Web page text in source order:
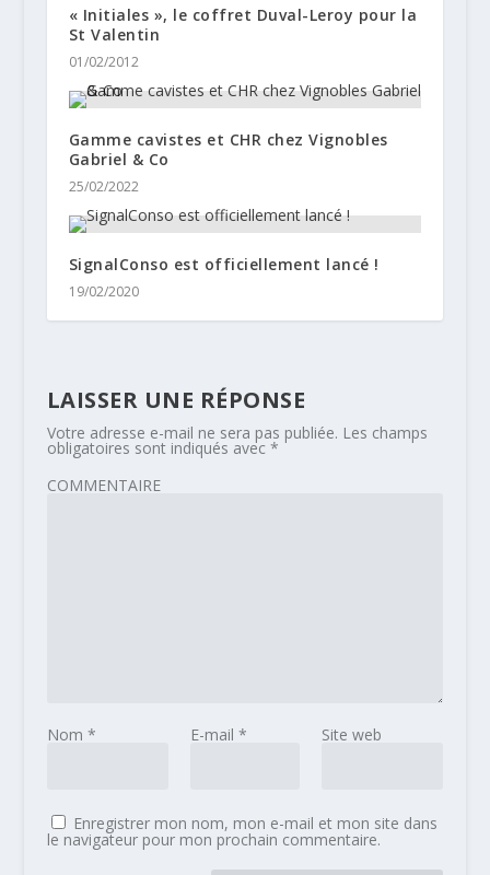
« Initiales », le coffret Duval-Leroy pour la
St Valentin
01/02/2012
Gamme cavistes et CHR chez Vignobles
Gabriel & Co
25/02/2022
SignalConso est officiellement lancé !
19/02/2020
LAISSER UNE RÉPONSE
Votre adresse e-mail ne sera pas publiée. Les champs
obligatoires sont indiqués avec *
COMMENTAIRE
Nom * E-mail * Site web
Enregistrer mon nom, mon e-mail et mon site dans
le navigateur pour mon prochain commentaire.